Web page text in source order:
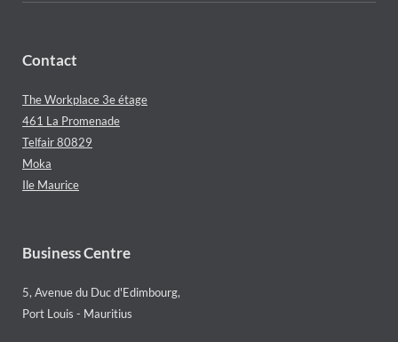
Contact
The Workplace 3e étage
461 La Promenade
Telfair 80829
Moka
Ile Maurice
Business Centre
5, Avenue du Duc d'Edimbourg,
Port Louis - Mauritius